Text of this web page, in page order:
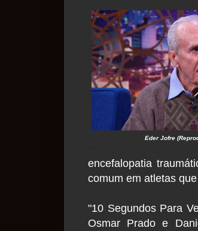
Eder Jofre
encefalopatia
comum em atletas
"10 Segundos Para
Osmar Prado e